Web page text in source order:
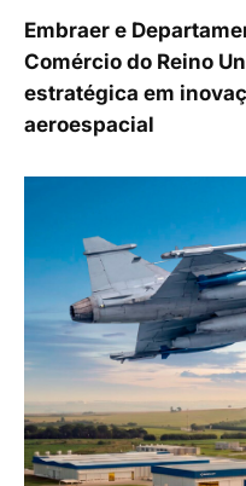
Embraer e
Comércio do Reino
estratégica em
aeroespacial